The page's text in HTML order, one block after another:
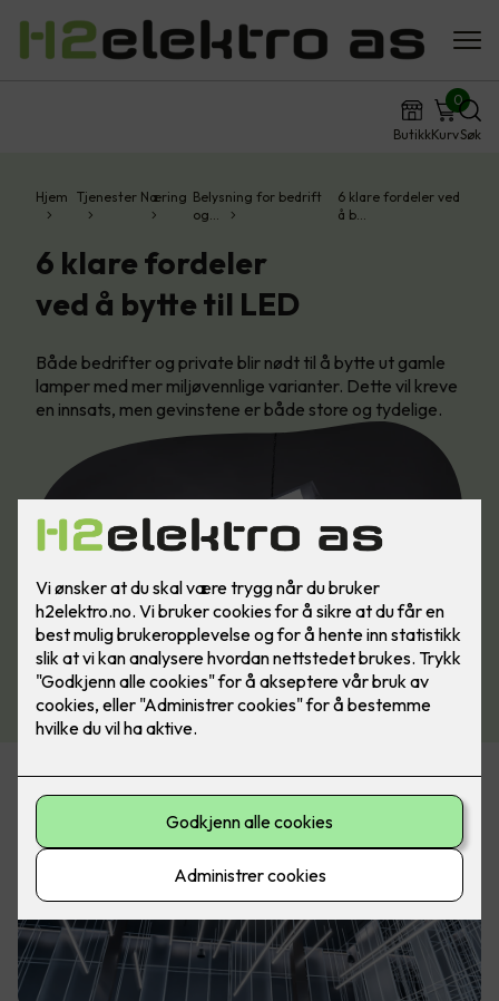
ButikkKurv
0
Søk
Hjem Tjenester Næring Belysning for bedrift
og…
6 klare fordeler ved
å b…
6 klare fordeler
ved å bytte til LED
Både bedrifter og private blir nødt til å bytte ut gamle
lamper med mer miljøvennlige varianter. Dette vil kreve
en innsats, men gevinstene er både store og tydelige.